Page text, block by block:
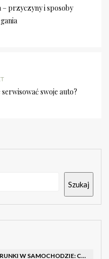
– przyczyny i sposoby
swoje auto?
Szukaj
WYPOSAŻENIE NA TRUDNE WARUNKI W SAMOCHODZIE: CO MIEĆ ZIMĄ, W TRASIE I NA WYPADEK AWARII